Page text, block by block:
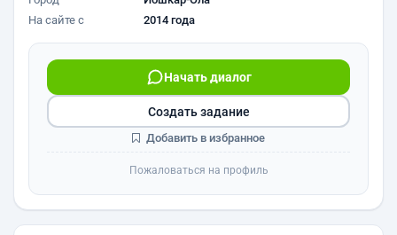
На сайте с
2014 года
Начать диалог
Создать задание
Добавить в избранное
Пожаловаться на профиль